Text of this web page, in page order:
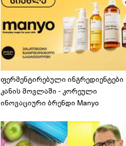
ფერმენტირებული ინგრედიენტები
კანის მოვლაში - კორეული
ინოვაციური ბრენდი Manyo